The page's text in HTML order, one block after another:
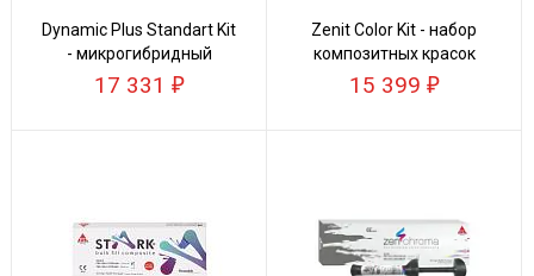
Dynamic Plus Standart Kit
- микрогибридный
композит
17 331
Zenit Color Kit - набор
композитных красок
15 399